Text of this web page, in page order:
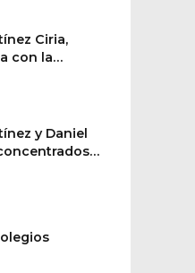
Ciria,
con la
y Daniel